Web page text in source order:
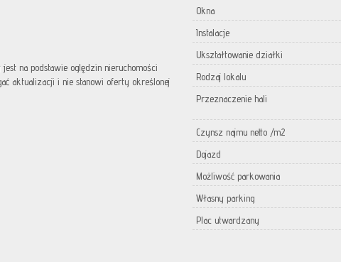
na podstawie oględzin nieruchomości
aktualizacji i nie stanowi oferty określonej
Okna
Instalacje
Ukształtowanie działki
Rodzaj lokalu
Przeznaczenie hali
Czynsz najmu netto /m2
Dojazd
Możliwość parkowania
Własny parking
Plac utwardzany